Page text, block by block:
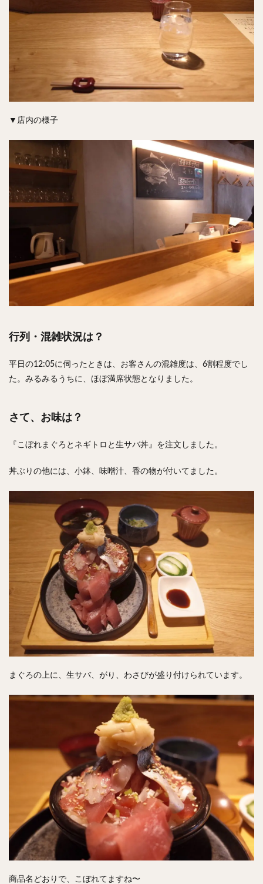
▼店内の様子
行列・混雑状況は？
平日の12:05に伺ったときは、お客さんの混雑度は、6割程度でし
た。みるみるうちに、ほぼ満席状態となりました。
さて、お味は？
『こぼれまぐろとネギトロと生サバ丼』を注文しました。
丼ぶりの他には、小鉢、味噌汁、香の物が付いてました。
まぐろの上に、生サバ、がり、わさびが盛り付けられています。
商品名どおりで、こぼれてますね〜